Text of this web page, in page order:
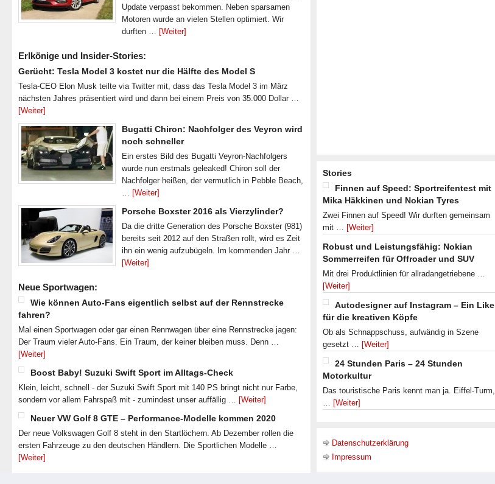
Update verpasst bekommen. Neben sparsamen
Motoren wurde an vielen Stellen optimiert. Wir
durften … [Weiter]
Erlkönige und Insider-Stories:
Gerücht: Tesla Model 3 kostet nur die Hälfte des Model S
Tesla-CEO Elon Musk teilte via Twitter mit, dass das Tesla Model 3 im März
nächsten Jahres präsentiert wird und dann bei einem Preis von 35.000 Dollar …
[Weiter]
Bugatti Chiron: Nachfolger des Veyron wird
noch schneller
Ein erstes Bild des Bugatti Veyron-Nachfolgers
wurde nun erstmals geleaked! Chiron soll der
Nachfolger heißen, der vermutlich in Pebble Beach,
… [Weiter]
Porsche Boxster 2016 als Vierzylinder?
Da die dritte Generation des Porsche Boxster (981)
bereits seit 2012 auf den Straßen rollt, wird es Zeit
ihn ein wenig aufzubügeln. Im kommenden Jahr …
[Weiter]
Neue Sportwagen:
Wie können Auto-Fans eigentlich selbst auf der Rennstrecke
fahren?
Mal einen Sportwagen oder gar einen Rennwagen über eine Rennstrecke jagen:
Der Traum vieler Auto-Fans. Ein Traum, der keiner bleiben muss. Denn …
[Weiter]
Boost Baby! Suzuki Swift Sport im Alltags-Check
Klein, leicht, schnell - der Suzuki Swift Sport mit 140 PS bringt nicht nur Farbe,
sondern vor allem Fahrspaß mit - zumindest unser auffällig … [Weiter]
Neuer VW Golf 8 GTE – Performance-Modelle kommen 2020
Der neue Volkswagen Golf 8 steht in den Startlöchern. Ab Dezember rollen die
ersten Fahrzeuge zu den deutschen Händlern. Die Sportlichen Modelle …
[Weiter]
Stories
Finnen auf Speed: Sportreifentest mit
Mika Häkkinen und Nokian Tyres
Zwei Finnen auf Speed! Wir durften gemeinsam
mit … [Weiter]
Robust und Leistungsfähig: Nokian
Sommerreifen für Offroader und SUV
Mit drei Produktlinien für allradangetriebene …
[Weiter]
Autodesigner auf Instagram – Ein Like
für die kreativen Köpfe
Ob als Schnappschuss, aufwändig in Szene
gesetzt … [Weiter]
24 Stunden Paris – 24 Stunden
Motorkultur
Das touristische Paris kennt man ja. Eiffel-Turm,
… [Weiter]
Datenschutzerklärung
Impressum